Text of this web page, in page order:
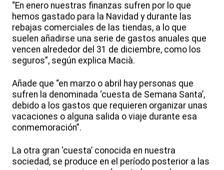
“En enero nuestras finanzas sufren por lo que
hemos gastado para la Navidad y durante las
rebajas comerciales de las tiendas, a lo que
suelen añadirse una serie de gastos anuales que
vencen alrededor del 31 de diciembre, como los
seguros”, según explica Macià.
Añade que “en marzo o abril hay personas que
sufren la denominada ‘cuesta de Semana Santa’,
debido a los gastos que requieren organizar unas
vacaciones o alguna salida o viaje durante esa
conmemoración”.
La otra gran ‘cuesta’ conocida en nuestra
sociedad, se produce en el período posterior a las